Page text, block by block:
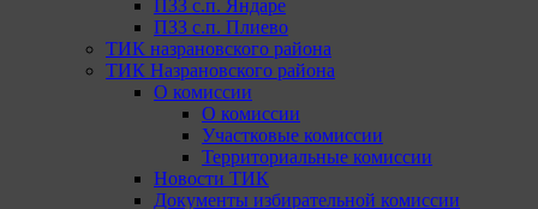
ПЗЗ с.п. Яндаре
ПЗЗ с.п. Плиево
ТИК назрановского района
ТИК Назрановского района
О комиссии
О комиссии
Участковые комиссии
Территориальные комиссии
Новости ТИК
Документы избирательной комиссии